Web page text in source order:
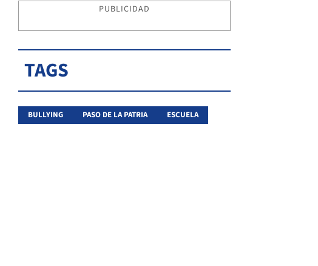
PUBLICIDAD
TAGS
BULLYING PASO DE LA PATRIA ESCUELA